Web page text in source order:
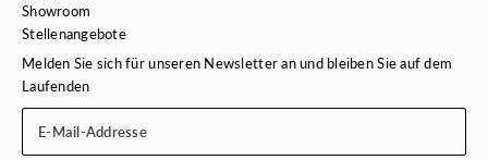
Showroom
Stellenangebote
Melden Sie sich für unseren Newsletter an und bleiben Sie auf dem
Laufenden
E-Mail-Addresse